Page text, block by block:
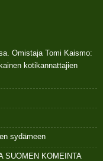
Omistaja Tomi Kaismo:
kotikannattajien
sydämeen
SUOMEN KOMEINTA